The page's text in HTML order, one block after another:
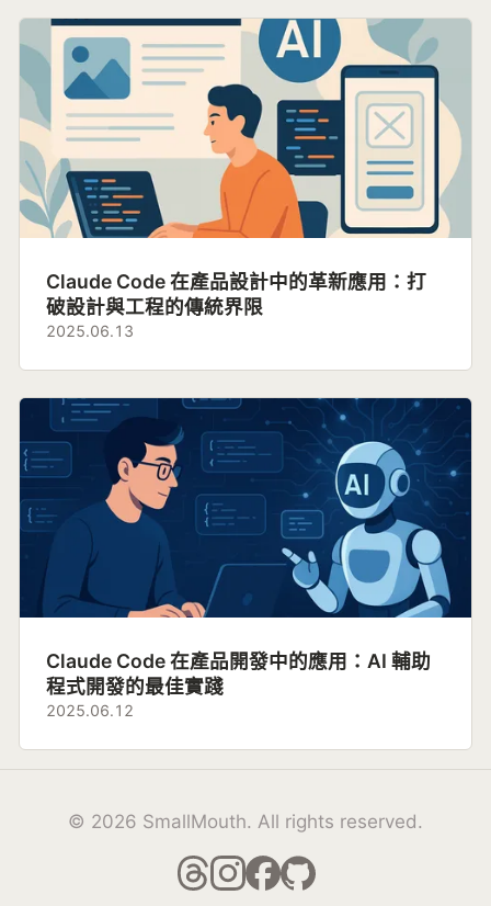
Claude Code 在產品設計中的革新應用：打
破設計與工程的傳統界限
2025.06.13
Claude Code 在產品開發中的應用：AI 輔助
程式開發的最佳實踐
2025.06.12
© 2026 SmallMouth. All rights reserved.